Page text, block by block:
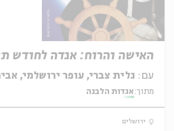
האישה והרוח: אגדה לחודש
עם:
מתוך: אגדות הלבנה
ירושלים